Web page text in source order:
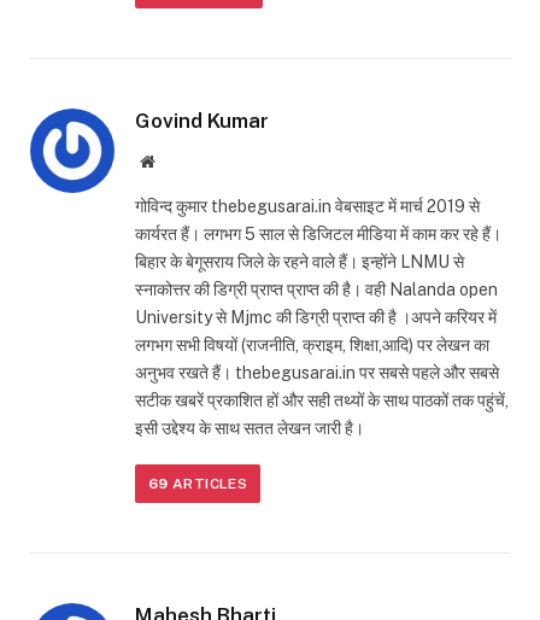
Govind Kumar
Website
गोविन्द कुमार thebegusarai.in वेबसाइट में मार्च 2019 से
कार्यरत हैं। लगभग 5 साल से डिजिटल मीडिया में काम कर रहे हैं।
बिहार के बेगूसराय जिले के रहने वाले हैं। इन्होंने LNMU से
स्नाकोत्तर की डिग्री प्राप्त प्राप्त की है। वही Nalanda open
University से Mjmc की डिग्री प्राप्त की है ।अपने करियर में
लगभग सभी विषयों (राजनीति, क्राइम, शिक्षा,आदि) पर लेखन का
अनुभव रखते हैं। thebegusarai.in पर सबसे पहले और सबसे
सटीक खबरें प्रकाशित हों और सही तथ्यों के साथ पाठकों तक पहुंचें,
इसी उद्देश्य के साथ सतत लेखन जारी है।
69 ARTICLES